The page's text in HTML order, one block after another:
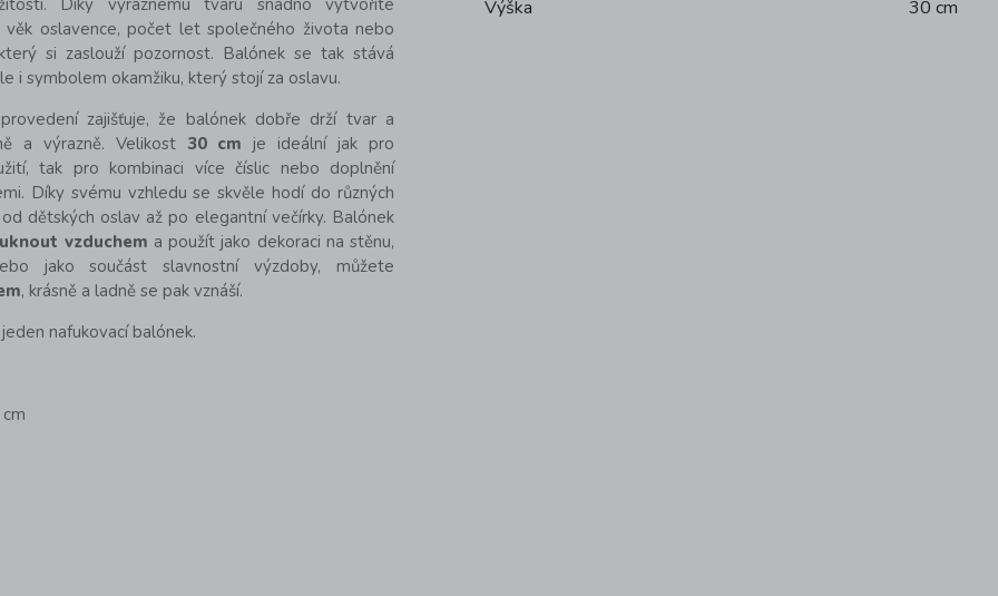
Díky výraznému tvaru snadno vytvoříte
věk oslavence, počet let společného života nebo
si zaslouží pozornost. Balónek se tak stává
i symbolem okamžiku, který stojí za oslavu.
zajišťuje, že balónek dobře drží tvar a
a výrazně. Velikost 30 cm je ideální jak pro
tak pro kombinaci více číslic nebo doplnění
Díky svému vzhledu se skvěle hodí do různých
dětských oslav až po elegantní večírky. Balónek
vzduchem a použít jako dekoraci na stěnu,
jako součást slavnostní výzdoby, můžete
, krásně a ladně se pak vznáší.
nafukovací balónek.
Výška
30 cm